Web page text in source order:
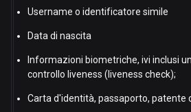
Username o identificatore simile
Data di nascita
Informazioni biometriche, ivi inclusi
controllo liveness (liveness check);
Carta d'identità, passaporto, patente